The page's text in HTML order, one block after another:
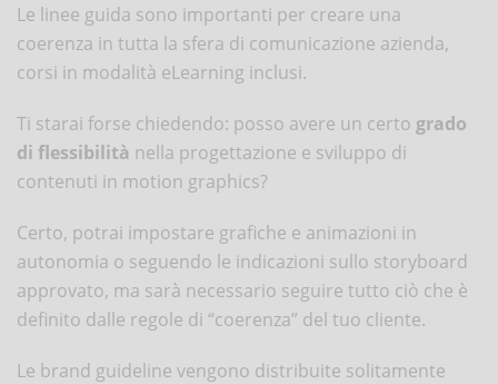
Le linee guida sono importanti per creare una
coerenza in tutta la sfera di comunicazione azienda,
corsi in modalità eLearning inclusi.
Ti starai forse chiedendo: posso avere un certo grado
di flessibilità nella progettazione e sviluppo di
contenuti in motion graphics?
Certo, potrai impostare grafiche e animazioni in
autonomia o seguendo le indicazioni sullo storyboard
approvato, ma sarà necessario seguire tutto ciò che è
definito dalle regole di “coerenza” del tuo cliente.
Le brand guideline vengono distribuite solitamente